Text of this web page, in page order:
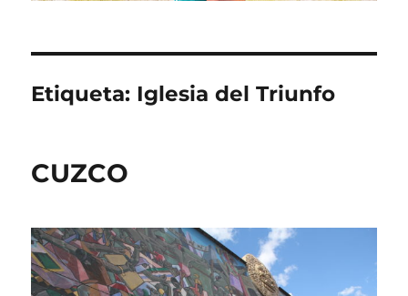
Etiqueta: Iglesia del Triunfo
CUZCO